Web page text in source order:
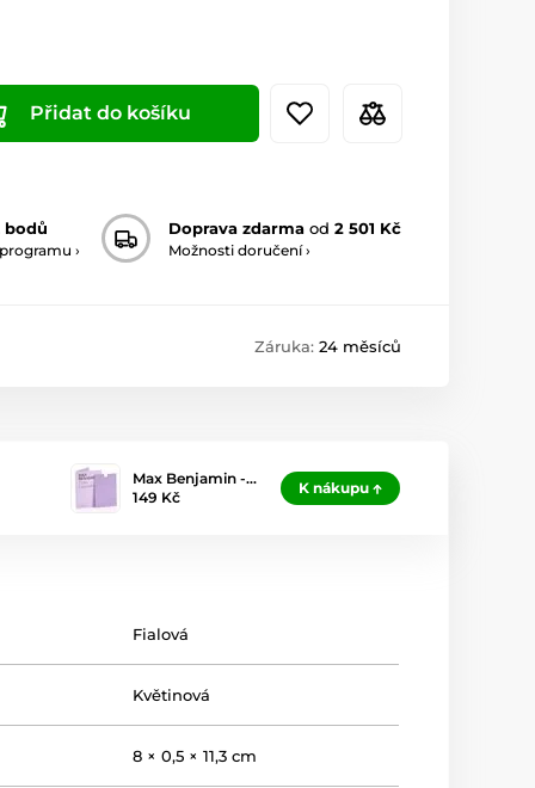
Přidat do košíku
bodů
›
Doprava zdarma od 2 501 Kč
Možnosti doručení ›
Záruka: 24 měsíců
Max Benjamin -…
149 Kč
K nákupu
Fialová
Květinová
8 × 0,5 × 11,3 cm